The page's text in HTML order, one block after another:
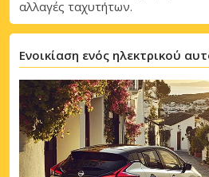
αλλαγές ταχυτήτων.
Ενοικίαση ενός ηλεκτρικού